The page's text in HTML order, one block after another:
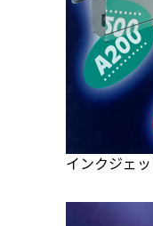
インクジェ